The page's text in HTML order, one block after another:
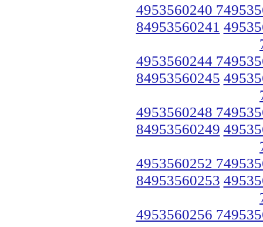
4953560240
84953560241
4953560244
84953560245
4953560248
84953560249
4953560252
84953560253
4953560256